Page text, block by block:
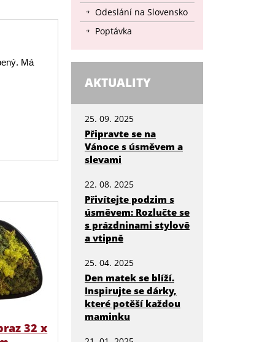
Má
32 x
Odeslání na Slovensko
Poptávka
AKTUALITY
25. 09. 2025
Připravte se na
Vánoce s úsměvem a
slevami
22. 08. 2025
Přivítejte podzim s
úsměvem: Rozlučte se
s prázdninami stylově
a vtipně
25. 04. 2025
Den matek se blíží.
Inspirujte se dárky,
které potěší každou
maminku